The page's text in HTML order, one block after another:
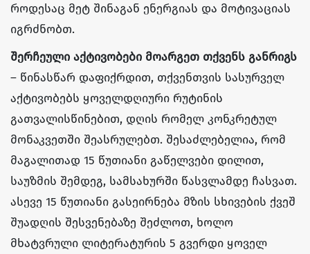
როდესაც მეტ შინაგან ენერგიას და მოტივაციას
იგრძნობთ.
შერჩეული აქტივობები მოარგეთ თქვენს განრიგს
– წინასწარ დაფიქრდით, თქვენთვის სასურველ
აქტივობებს ყოველდღიური რუტინის
გათვალისწინებით, დღის რომელ კონკრეტულ
მონაკვეთში შეასრულებთ. შესაძლებელია, რომ
მაგალითად 15 წუთიანი გაწელვები დილით,
საუზმის შემდეგ, სამსახურში წასვლამდე ჩასვათ.
ასევე 15 წუთიანი გასეირნება მზის სხივების ქვეშ
შუადღის შესვენებაზე შეძლოთ, ხოლო
მხატვრული ლიტერატურის 5 გვერდი ყოველ